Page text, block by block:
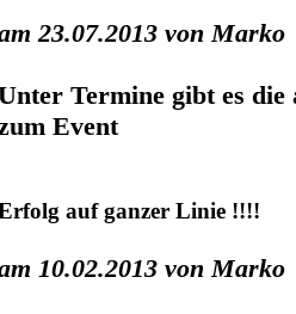
23.07.2013 von Marko
Termine gibt es die
Event
auf ganzer Linie !!!!
10.02.2013 von Marko